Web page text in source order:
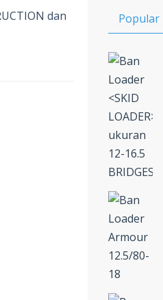
dan
Popular